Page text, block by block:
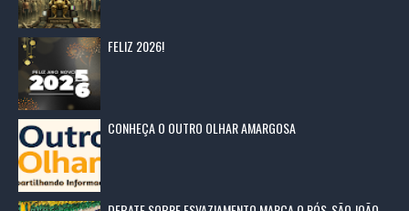
FELIZ 2026!
CONHEÇA O OUTRO OLHAR AMARGOSA